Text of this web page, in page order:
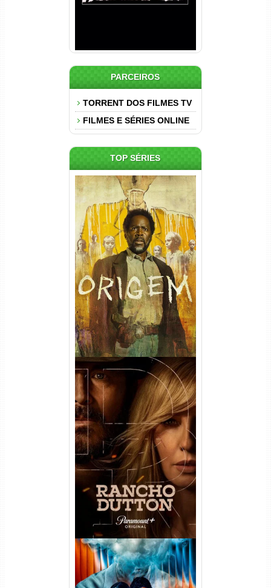
PARCEIROS
TORRENT DOS FILMES TV
FILMES E SÉRIES ONLINE
TOP SÉRIES
Origem 4ª Temporada Torrent
(2026) WEB-DL 1080p/4K
Dual Áudio
Rancho Dutton 1ª
Temporada Torrent (2026)
WEB-DL 1080p Dual Áudio